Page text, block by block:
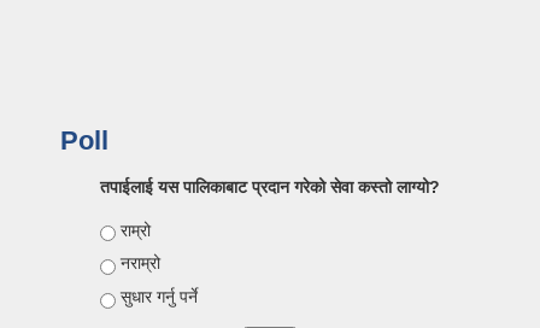
Poll
तपाईलाई यस पालिकाबाट प्रदान गरेको सेवा कस्तो लाग्यो?
Choices
राम्रो
नराम्रो
सुधार गर्नु पर्ने